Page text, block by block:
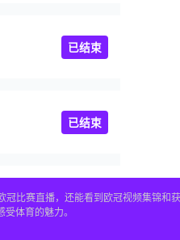
已结束
已结束
比赛直播，还能看到欧冠视频集锦和
体育的魅力。